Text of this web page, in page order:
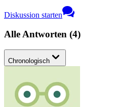
Diskussion starten
Alle Antworten (4)
Chronologisch